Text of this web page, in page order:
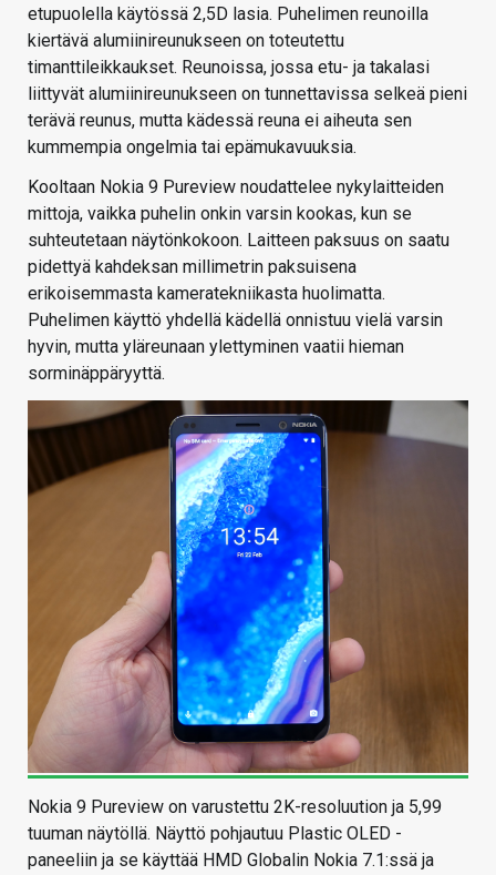
etupuolella käytössä 2,5D lasia. Puhelimen reunoilla
kiertävä alumiinireunukseen on toteutettu
timanttileikkaukset. Reunoissa, jossa etu- ja takalasi
liittyvät alumiinireunukseen on tunnettavissa selkeä pieni
terävä reunus, mutta kädessä reuna ei aiheuta sen
kummempia ongelmia tai epämukavuuksia.
Kooltaan Nokia 9 Pureview noudattelee nykylaitteiden
mittoja, vaikka puhelin onkin varsin kookas, kun se
suhteutetaan näytönkokoon. Laitteen paksuus on saatu
pidettyä kahdeksan millimetrin paksuisena
erikoisemmasta kameratekniikasta huolimatta.
Puhelimen käyttö yhdellä kädellä onnistuu vielä varsin
hyvin, mutta yläreunaan ylettyminen vaatii hieman
sorminäppäryyttä.
Nokia 9 Pureview on varustettu 2K-resoluution ja 5,99
tuuman näytöllä. Näyttö pohjautuu Plastic OLED -
paneeliin ja se käyttää HMD Globalin Nokia 7.1:ssä ja